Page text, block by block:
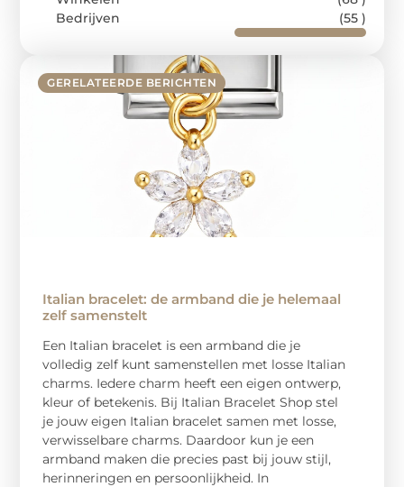
GERELATEERDE BERICHTEN
Italian bracelet: de armband die je helemaal
zelf samenstelt
Een Italian bracelet is een armband die je
volledig zelf kunt samenstellen met losse Italian
charms. Iedere charm heeft een eigen ontwerp,
kleur of betekenis. Bij Italian Bracelet Shop stel
je jouw eigen Italian bracelet samen met losse,
verwisselbare charms. Daardoor kun je een
armband maken die precies past bij jouw stijl,
herinneringen en persoonlijkheid. In
Bedrijven
(55 )